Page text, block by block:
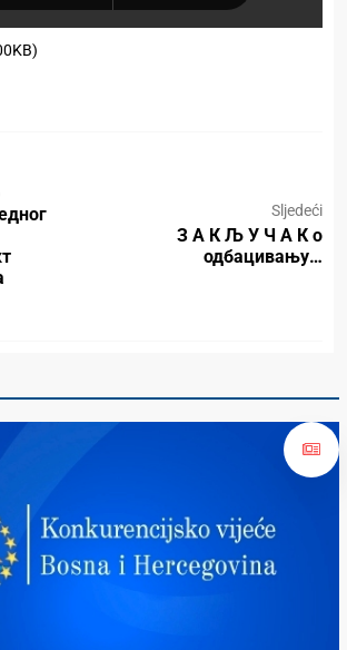
Sljedeći
З А К Љ У Ч А К о
одбацивању…